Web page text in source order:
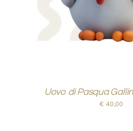
Uovo di Pasqua
€ 40,00